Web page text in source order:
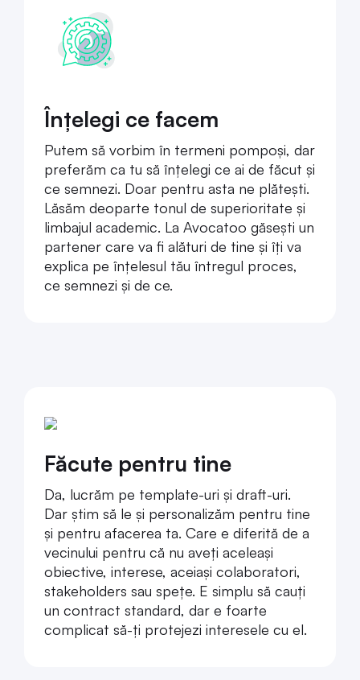
Înțelegi ce facem
Putem să vorbim în termeni pompoși, dar
preferăm ca tu să înțelegi ce ai de făcut și
ce semnezi. Doar pentru asta ne plătești.
Lăsăm deoparte tonul de superioritate și
limbajul academic. La Avocatoo găsești un
partener care va fi alături de tine și îți va
explica pe înțelesul tău întregul proces,
ce semnezi și de ce.
Făcute pentru tine
Da, lucrăm pe template-uri și draft-uri.
Dar știm să le și personalizăm pentru tine
și pentru afacerea ta. Care e diferită de a
vecinului pentru că nu aveți aceleași
obiective, interese, aceiași colaboratori,
stakeholders sau spețe. E simplu să cauți
un contract standard, dar e foarte
complicat să-ți protejezi interesele cu el.